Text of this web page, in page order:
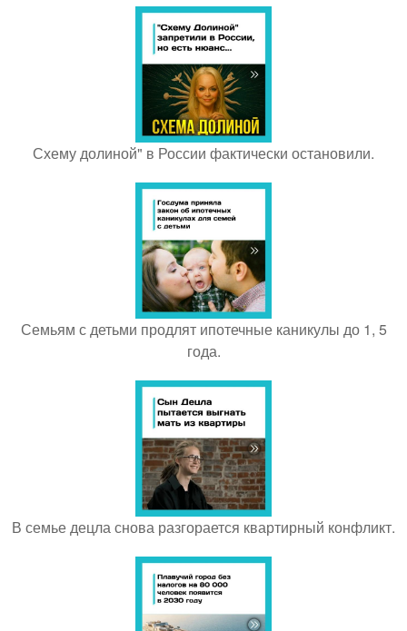
Схему долиной" в России фактически остановили.
Семьям с детьми продлят ипотечные каникулы до 1, 5
года.
В семье децла снова разгорается квартирный конфликт.